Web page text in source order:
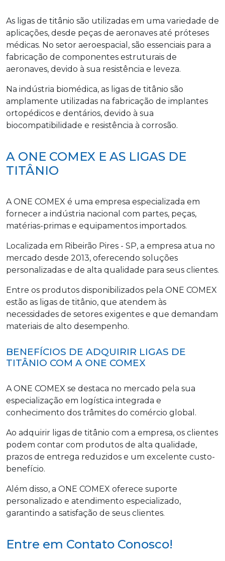
As ligas de titânio são utilizadas em uma variedade de
aplicações, desde peças de aeronaves até próteses
médicas. No setor aeroespacial, são essenciais para a
fabricação de componentes estruturais de
aeronaves, devido à sua resistência e leveza.
Na indústria biomédica, as ligas de titânio são
amplamente utilizadas na fabricação de implantes
ortopédicos e dentários, devido à sua
biocompatibilidade e resistência à corrosão.
A ONE COMEX E AS LIGAS DE
TITÂNIO
A ONE COMEX é uma empresa especializada em
fornecer a indústria nacional com partes, peças,
matérias-primas e equipamentos importados.
Localizada em Ribeirão Pires - SP, a empresa atua no
mercado desde 2013, oferecendo soluções
personalizadas e de alta qualidade para seus clientes.
Entre os produtos disponibilizados pela ONE COMEX
estão as ligas de titânio, que atendem às
necessidades de setores exigentes e que demandam
materiais de alto desempenho.
BENEFÍCIOS DE ADQUIRIR LIGAS DE
TITÂNIO COM A ONE COMEX
A ONE COMEX se destaca no mercado pela sua
especialização em logística integrada e
conhecimento dos trâmites do comércio global.
Ao adquirir ligas de titânio com a empresa, os clientes
podem contar com produtos de alta qualidade,
prazos de entrega reduzidos e um excelente custo-
benefício.
Além disso, a ONE COMEX oferece suporte
personalizado e atendimento especializado,
garantindo a satisfação de seus clientes.
Entre em Contato Conosco!